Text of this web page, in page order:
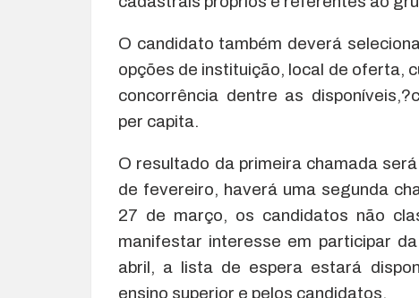
O candidato também deverá
opções de instituição, local de oferta,
concorrência dentre as
per capita.
O resultado da primeira chamada
de fevereiro, haverá uma segunda
27 de março, os candidatos não
manifestar interesse em participar
abril, a lista de espera estará
ensino superior e pelos candidatos.